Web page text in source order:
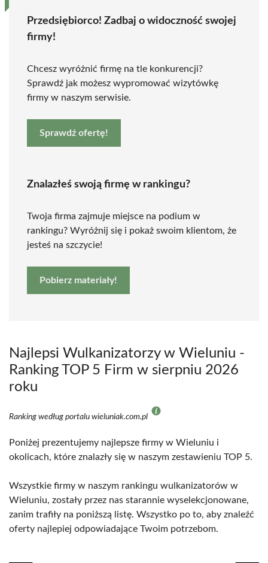
Przedsiębiorco! Zadbaj o widoczność swojej
firmy!
Chcesz wyróżnić firmę na tle konkurencji?
Sprawdź jak możesz wypromować wizytówkę
firmy w naszym serwisie.
Sprawdź ofertę!
Znalazłeś swoją firmę w rankingu?
Twoja firma zajmuje miejsce na podium w
rankingu? Wyróżnij się i pokaż swoim klientom, że
jesteś na szczycie!
Pobierz materiały!
Najlepsi Wulkanizatorzy w Wieluniu -
Ranking TOP 5 Firm w sierpniu 2026
roku
Ranking według portalu wieluniak.com.pl
Poniżej prezentujemy najlepsze firmy w Wieluniu i
okolicach, które znalazły się w naszym zestawieniu TOP 5.
Wszystkie firmy w naszym rankingu wulkanizatorów w
Wieluniu, zostały przez nas starannie wyselekcjonowane,
zanim trafiły na poniższą listę. Wszystko po to, aby znaleźć
oferty najlepiej odpowiadające Twoim potrzebom.